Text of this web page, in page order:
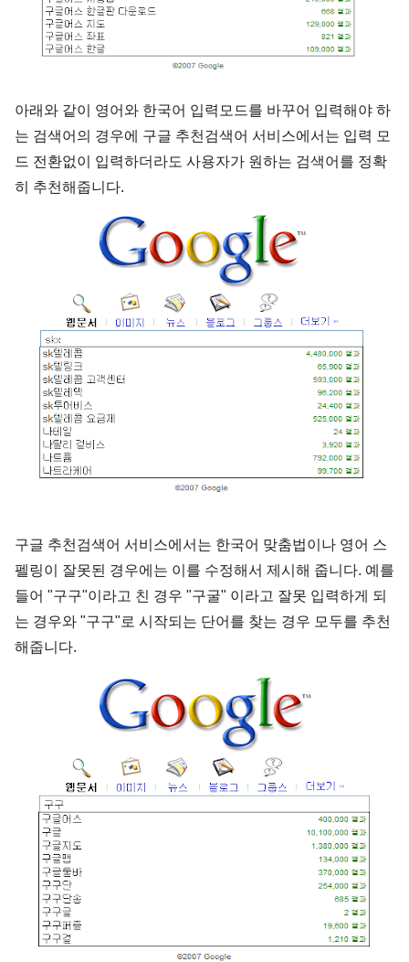
아래와 같이 영어와 한국어 입력모드를 바꾸어 입력해야 하
는 검색어의 경우에 구글 추천검색어 서비스에서는 입력 모
드 전환없이 입력하더라도 사용자가 원하는 검색어를 정확
히 추천해줍니다.
구글 추천검색어 서비스에서는 한국어 맞춤법이나 영어 스
펠링이 잘못된 경우에는 이를 수정해서 제시해 줍니다. 예를
들어 "구구"이라고 친 경우 "구굴" 이라고 잘못 입력하게 되
는 경우와 "구구"로 시작되는 단어를 찾는 경우 모두를 추천
해줍니다.